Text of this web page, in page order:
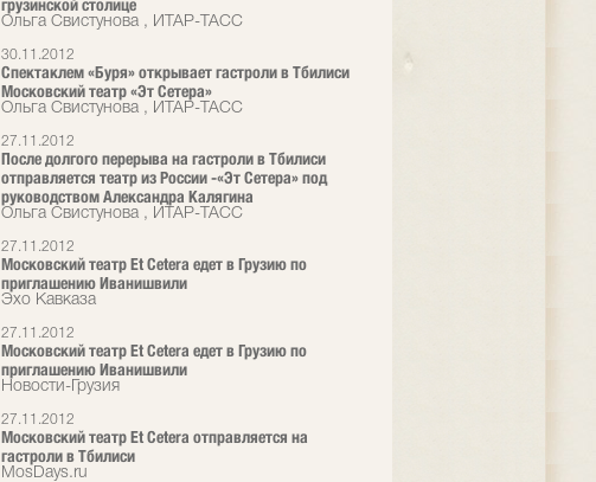
грузинской столице
Ольга Свистунова , ИТАР-ТАСС
30.11.2012
Спектаклем «Буря» открывает гастроли в Тбилиси
Московский театр «Эт Сетера»
Ольга Свистунова , ИТАР-ТАСС
27.11.2012
После долгого перерыва на гастроли в Тбилиси
отправляется театр из России -«Эт Сетера» под
руководством Александра Калягина
Ольга Свистунова , ИТАР-ТАСС
27.11.2012
Московский театр Et Cetera едет в Грузию по
приглашению Иванишвили
Эхо Кавказа
27.11.2012
Московский театр Et Cetera едет в Грузию по
приглашению Иванишвили
Новости-Грузия
27.11.2012
Московский театр Et Cetera отправляется на
гастроли в Тбилиси
MosDays.ru